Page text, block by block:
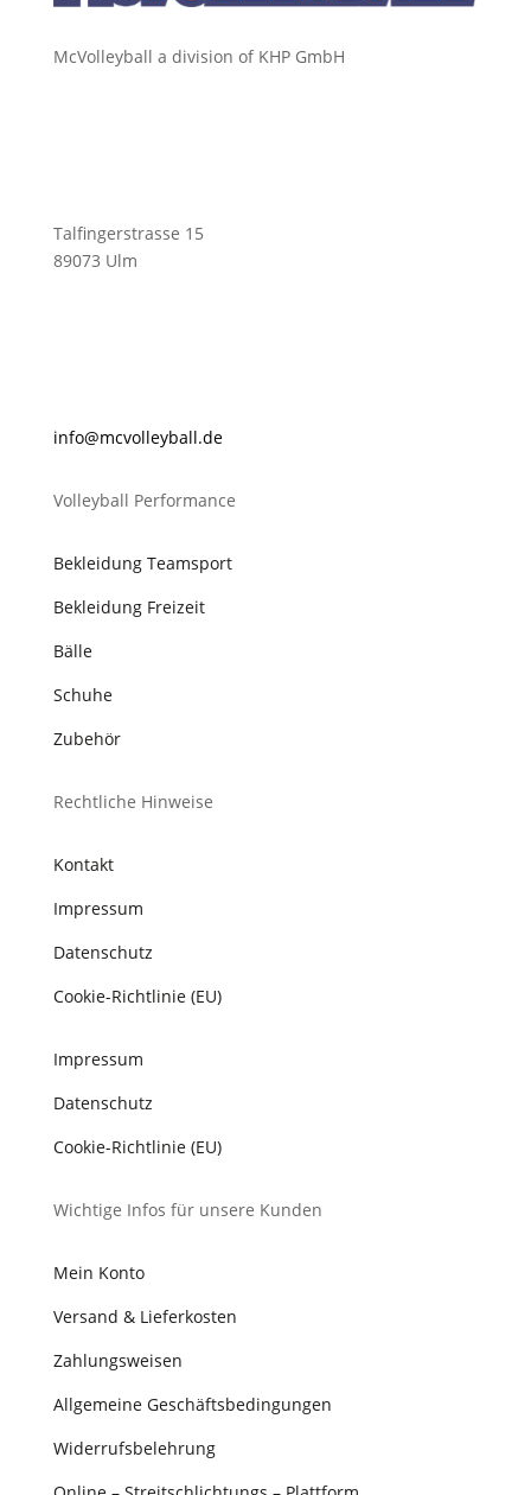
McVolleyball a division of KHP GmbH
Talfingerstrasse 15
89073 Ulm
ed.ll
abyel
lovcm
@ofni
Volleyball Performance
Bekleidung Teamsport
Bekleidung Freizeit
Bälle
Schuhe
Zubehör
Rechtliche Hinweise
Kontakt
Impressum
Datenschutz
Cookie-Richtlinie (EU)
Impressum
Datenschutz
Cookie-Richtlinie (EU)
Wichtige Infos für unsere Kunden
Mein Konto
Versand & Lieferkosten
Zahlungsweisen
Allgemeine Geschäftsbedingungen
Widerrufsbelehrung